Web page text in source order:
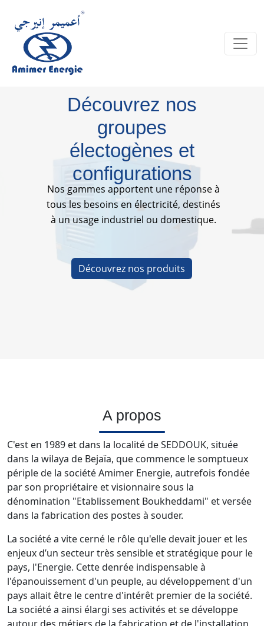
Découvrez nos
groupes
électogènes et
configurations
Nos gammes apportent une réponse à
tous les besoins en électricité, destinés
à un usage industriel ou domestique.
Découvrez nos produits
A propos
C'est en 1989 et dans la localité de SEDDOUK, située
dans la wilaya de Bejaïa, que commence le somptueux
périple de la société Amimer Energie, autrefois fondée
par son propriétaire et visionnaire sous la
dénomination "Etablissement Boukheddami" et versée
dans la fabrication des postes à souder.
La société a vite cerné le rôle qu'elle devait jouer et les
enjeux d’un secteur très sensible et stratégique pour le
pays, l'Energie. Cette denrée indispensable à
l'épanouissement d'un peuple, au développement d'un
pays allait être le centre d'intérêt premier de la société.
La société a ainsi élargi ses activités et se développe